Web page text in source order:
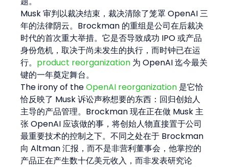
Musk 审判以裁决结束，裁决清除了笼罩 OpenAI 三
年的法律阴云。Brockman 的重组是公司在后裁决
时代的首次重大举措。它是否导致成功 IPO 或产品
身份危机，取决于尚未发生的执行，而时钟已在运
行。 product reorganization 为 OpenAI 迄今最关
键的一年奠定舞台。
The irony of the OpenAI reorganization 是它恰
恰反映了 Musk 诉讼声称想要的东西：回归创始人
主导的产品管理。Brockman 现在正在做 Musk 主
张 OpenAI 应该做的事，将创始人物直接置于公司
最重要技术的控制之下。不同之处在于 Brockman
向 Altman 汇报，而不是非营利董事会，他掌控的
产品正在产生数十亿美元收入，而非发表研究论